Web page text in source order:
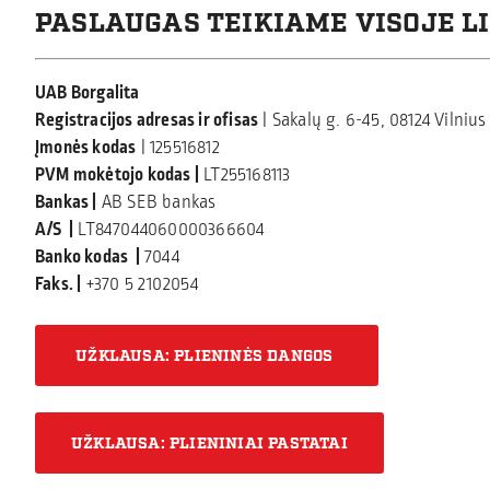
PASLAUGAS TEIKIAME VISOJE
UAB Borgalita
Registracijos adresas ir ofisas | Sakalų g. 6-45, 08124 Vilnius
Įmonės kodas | 125516812
PVM mokėtojo kodas | LT255168113
Bankas | AB SEB bankas
A/S |
LT847044060000366604
Banko kodas |
7044
Faks. | +370 5 2102054
UŽKLAUSA: PLIENINĖS DANGOS
UŽKLAUSA: PLIENINIAI PASTATAI